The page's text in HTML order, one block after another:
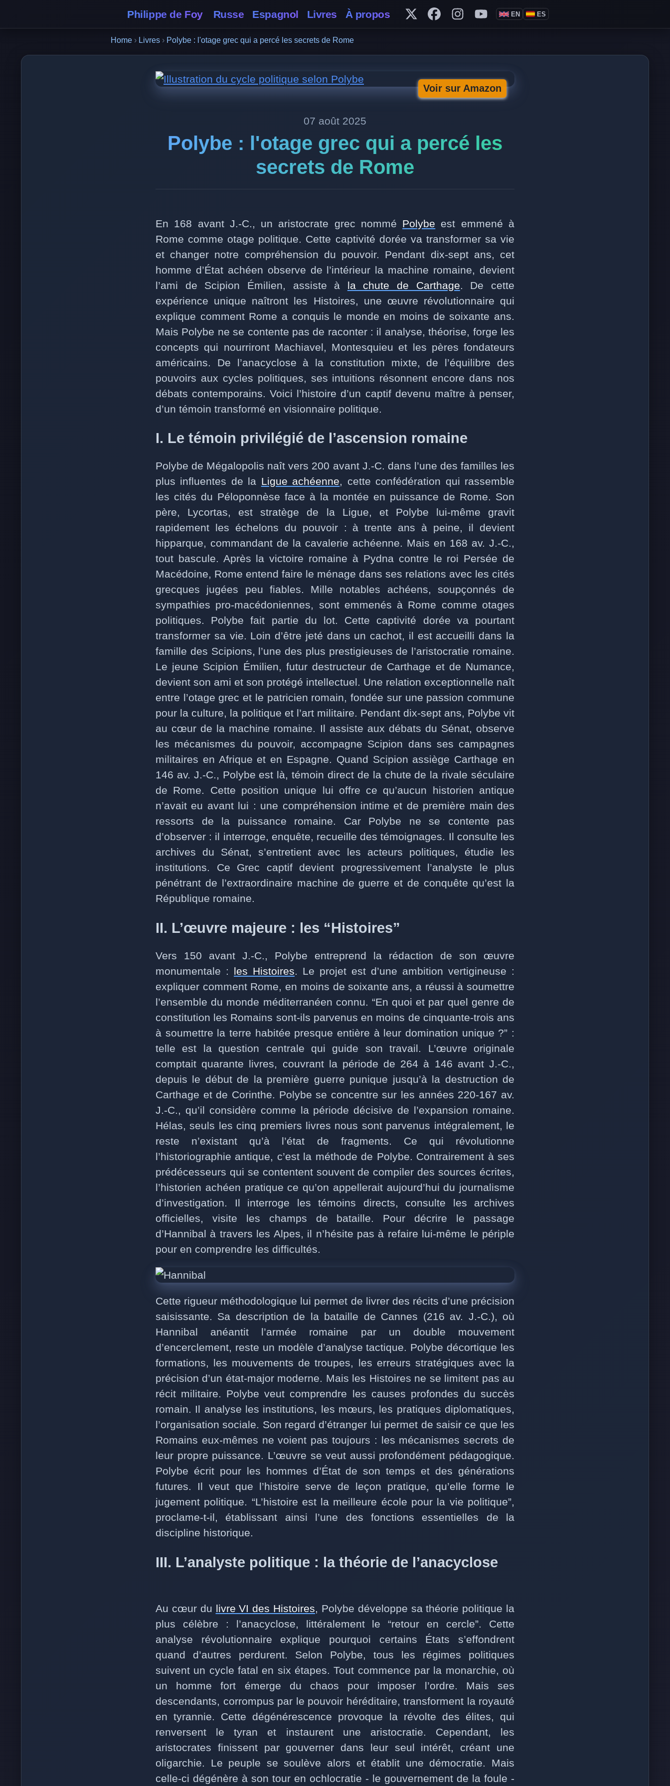
Philippe de Foy Russe Espagnol Livres À propos
Follow Philippe de Foy on X
Follow Philippe de Foy on Facebook
Follow Philippe de Foy on Instagram
Follow Philippe de Foy on YouTube
EN ES
Home › Livres › Polybe : l'otage grec qui a percé les secrets de Rome
Voir sur Amazon
07 août 2025
Polybe : l'otage grec qui a percé les
secrets de Rome
En 168 avant J.-C., un aristocrate grec nommé Polybe est emmené à
Rome comme otage politique. Cette captivité dorée va transformer sa vie
et changer notre compréhension du pouvoir. Pendant dix-sept ans, cet
homme d’État achéen observe de l’intérieur la machine romaine, devient
l’ami de Scipion Émilien, assiste à la chute de Carthage. De cette
expérience unique naîtront les Histoires, une œuvre révolutionnaire qui
explique comment Rome a conquis le monde en moins de soixante ans.
Mais Polybe ne se contente pas de raconter : il analyse, théorise, forge les
concepts qui nourriront Machiavel, Montesquieu et les pères fondateurs
américains. De l’anacyclose à la constitution mixte, de l’équilibre des
pouvoirs aux cycles politiques, ses intuitions résonnent encore dans nos
débats contemporains. Voici l’histoire d’un captif devenu maître à penser,
d’un témoin transformé en visionnaire politique.
I. Le témoin privilégié de l’ascension romaine
Polybe de Mégalopolis naît vers 200 avant J.-C. dans l’une des familles les
plus influentes de la Ligue achéenne, cette confédération qui rassemble
les cités du Péloponnèse face à la montée en puissance de Rome. Son
père, Lycortas, est stratège de la Ligue, et Polybe lui-même gravit
rapidement les échelons du pouvoir : à trente ans à peine, il devient
hipparque, commandant de la cavalerie achéenne. Mais en 168 av. J.-C.,
tout bascule. Après la victoire romaine à Pydna contre le roi Persée de
Macédoine, Rome entend faire le ménage dans ses relations avec les cités
grecques jugées peu fiables. Mille notables achéens, soupçonnés de
sympathies pro-macédoniennes, sont emmenés à Rome comme otages
politiques. Polybe fait partie du lot. Cette captivité dorée va pourtant
transformer sa vie. Loin d’être jeté dans un cachot, il est accueilli dans la
famille des Scipions, l’une des plus prestigieuses de l’aristocratie romaine.
Le jeune Scipion Émilien, futur destructeur de Carthage et de Numance,
devient son ami et son protégé intellectuel. Une relation exceptionnelle naît
entre l’otage grec et le patricien romain, fondée sur une passion commune
pour la culture, la politique et l’art militaire. Pendant dix-sept ans, Polybe vit
au cœur de la machine romaine. Il assiste aux débats du Sénat, observe
les mécanismes du pouvoir, accompagne Scipion dans ses campagnes
militaires en Afrique et en Espagne. Quand Scipion assiège Carthage en
146 av. J.-C., Polybe est là, témoin direct de la chute de la rivale séculaire
de Rome. Cette position unique lui offre ce qu’aucun historien antique
n’avait eu avant lui : une compréhension intime et de première main des
ressorts de la puissance romaine. Car Polybe ne se contente pas
d’observer : il interroge, enquête, recueille des témoignages. Il consulte les
archives du Sénat, s’entretient avec les acteurs politiques, étudie les
institutions. Ce Grec captif devient progressivement l’analyste le plus
pénétrant de l’extraordinaire machine de guerre et de conquête qu’est la
République romaine.
II. L’œuvre majeure : les “Histoires”
Vers 150 avant J.-C., Polybe entreprend la rédaction de son œuvre
monumentale : les Histoires. Le projet est d’une ambition vertigineuse :
expliquer comment Rome, en moins de soixante ans, a réussi à soumettre
l’ensemble du monde méditerranéen connu. “En quoi et par quel genre de
constitution les Romains sont-ils parvenus en moins de cinquante-trois ans
à soumettre la terre habitée presque entière à leur domination unique ?” :
telle est la question centrale qui guide son travail. L’œuvre originale
comptait quarante livres, couvrant la période de 264 à 146 avant J.-C.,
depuis le début de la première guerre punique jusqu’à la destruction de
Carthage et de Corinthe. Polybe se concentre sur les années 220-167 av.
J.-C., qu’il considère comme la période décisive de l’expansion romaine.
Hélas, seuls les cinq premiers livres nous sont parvenus intégralement, le
reste n’existant qu’à l’état de fragments. Ce qui révolutionne
l’historiographie antique, c’est la méthode de Polybe. Contrairement à ses
prédécesseurs qui se contentent souvent de compiler des sources écrites,
l’historien achéen pratique ce qu’on appellerait aujourd’hui du journalisme
d’investigation. Il interroge les témoins directs, consulte les archives
officielles, visite les champs de bataille. Pour décrire le passage
d’Hannibal à travers les Alpes, il n’hésite pas à refaire lui-même le périple
pour en comprendre les difficultés.
Cette rigueur méthodologique lui permet de livrer des récits d’une précision
saisissante. Sa description de la bataille de Cannes (216 av. J.-C.), où
Hannibal anéantit l’armée romaine par un double mouvement
d’encerclement, reste un modèle d’analyse tactique. Polybe décortique les
formations, les mouvements de troupes, les erreurs stratégiques avec la
précision d’un état-major moderne. Mais les Histoires ne se limitent pas au
récit militaire. Polybe veut comprendre les causes profondes du succès
romain. Il analyse les institutions, les mœurs, les pratiques diplomatiques,
l’organisation sociale. Son regard d’étranger lui permet de saisir ce que les
Romains eux-mêmes ne voient pas toujours : les mécanismes secrets de
leur propre puissance. L’œuvre se veut aussi profondément pédagogique.
Polybe écrit pour les hommes d’État de son temps et des générations
futures. Il veut que l’histoire serve de leçon pratique, qu’elle forme le
jugement politique. “L’histoire est la meilleure école pour la vie politique”,
proclame-t-il, établissant ainsi l’une des fonctions essentielles de la
discipline historique.
III. L’analyste politique : la théorie de l’anacyclose
Au cœur du livre VI des Histoires , Polybe développe sa théorie politique la
plus célèbre : l’anacyclose, littéralement le “retour en cercle”. Cette
analyse révolutionnaire explique pourquoi certains États s’effondrent
quand d’autres perdurent. Selon Polybe, tous les régimes politiques
suivent un cycle fatal en six étapes. Tout commence par la monarchie, où
un homme fort émerge du chaos pour imposer l’ordre. Mais ses
descendants, corrompus par le pouvoir héréditaire, transforment la royauté
en tyrannie. Cette dégénérescence provoque la révolte des élites, qui
renversent le tyran et instaurent une aristocratie. Cependant, les
aristocrates finissent par gouverner dans leur seul intérêt, créant une
oligarchie. Le peuple se soulève alors et établit une démocratie. Mais
celle-ci dégénère à son tour en ochlocratie - le gouvernement de la foule -